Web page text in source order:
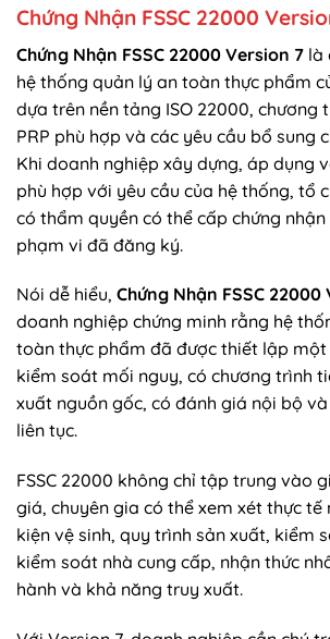
Chứng Nhận FSSC 22000
Chứng Nhận FSSC 22000 Version 7 là
hệ thống quản lý an toàn thực phẩm
dựa trên nền tảng ISO 22000, chương
PRP phù hợp và các yêu cầu bổ sung
Khi doanh nghiệp xây dựng, áp dụng
phù hợp với yêu cầu của hệ thống, tổ
có thẩm quyền có thể cấp chứng nhận
phạm vi đã đăng ký.
Nói dễ hiểu, Chứng Nhận FSSC 22000
doanh nghiệp chứng minh rằng hệ
toàn thực phẩm đã được thiết lập một
kiểm soát mối nguy, có chương trình
xuất nguồn gốc, có đánh giá nội bộ
liên tục.
FSSC 22000 không chỉ tập trung vào
giá, chuyên gia có thể xem xét thực tế
kiện vệ sinh, quy trình sản xuất, kiểm
kiểm soát nhà cung cấp, nhận thức
hành và khả năng truy xuất.